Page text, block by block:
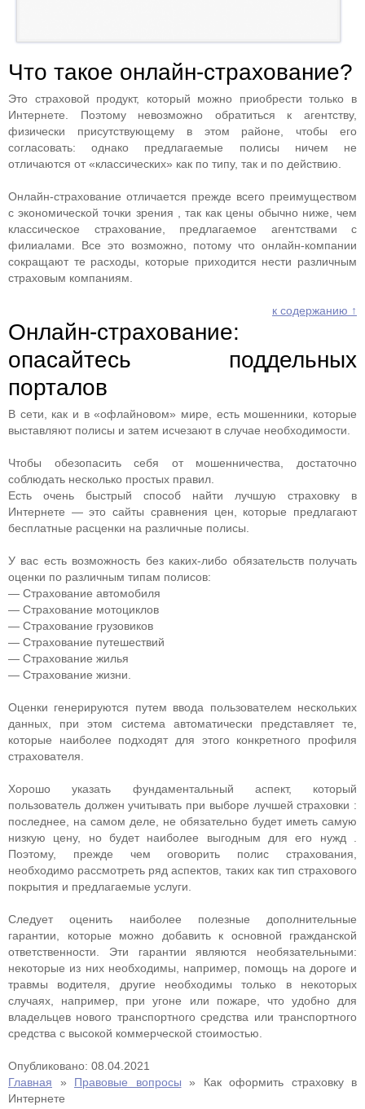
Что такое онлайн-страхование?
Это страховой продукт, который можно приобрести только в
Интернете. Поэтому невозможно обратиться к агентству,
физически присутствующему в этом районе, чтобы его
согласовать: однако предлагаемые полисы ничем не
отличаются от «классических» как по типу, так и по действию.
Онлайн-страхование отличается прежде всего преимуществом
с экономической точки зрения , так как цены обычно ниже, чем
классическое страхование, предлагаемое агентствами с
филиалами. Все это возможно, потому что онлайн-компании
сокращают те расходы, которые приходится нести различным
страховым компаниям.
к содержанию ↑
Онлайн-страхование:
опасайтесь поддельных
порталов
В сети, как и в «офлайновом» мире, есть мошенники, которые
выставляют полисы и затем исчезают в случае необходимости.
Чтобы обезопасить себя от мошенничества, достаточно
соблюдать несколько простых правил.
Есть очень быстрый способ найти лучшую страховку в
Интернете — это сайты сравнения цен, которые предлагают
бесплатные расценки на различные полисы.
У вас есть возможность без каких-либо обязательств получать
оценки по различным типам полисов:
— Страхование автомобиля
— Страхование мотоциклов
— Страхование грузовиков
— Страхование путешествий
— Страхование жилья
— Страхование жизни.
Оценки генерируются путем ввода пользователем нескольких
данных, при этом система автоматически представляет те,
которые наиболее подходят для этого конкретного профиля
страхователя.
Хорошо указать фундаментальный аспект, который
пользователь должен учитывать при выборе лучшей страховки :
последнее, на самом деле, не обязательно будет иметь самую
низкую цену, но будет наиболее выгодным для его нужд .
Поэтому, прежде чем оговорить полис страхования,
необходимо рассмотреть ряд аспектов, таких как тип страхового
покрытия и предлагаемые услуги.
Следует оценить наиболее полезные дополнительные
гарантии, которые можно добавить к основной гражданской
ответственности. Эти гарантии являются необязательными:
некоторые из них необходимы, например, помощь на дороге и
травмы водителя, другие необходимы только в некоторых
случаях, например, при угоне или пожаре, что удобно для
владельцев нового транспортного средства или транспортного
средства с высокой коммерческой стоимостью.
Опубликовано: 08.04.2021
Главная » Правовые вопросы » Как оформить страховку в
Интернете